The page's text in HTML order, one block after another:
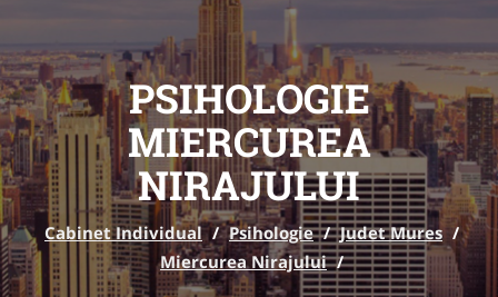
PSIHOLOGIE
MIERCUREA
NIRAJULUI
Cabinet Individual / Psihologie / Judet Mures /
Miercurea Nirajului /